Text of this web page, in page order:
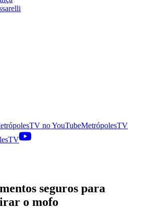
noYouTubeMetrópolesTV
seguros para
o mofo